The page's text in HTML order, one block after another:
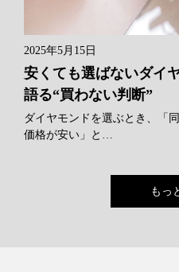
2025年5月15日
安くても選ばないダイ
語る“買わない判断”
ダイヤモンドを選ぶとき、「
価格が安い」と…
もっ